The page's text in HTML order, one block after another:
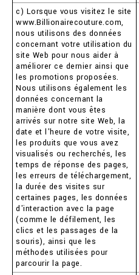
c) Lorsque vous visitez le site
www.Billionairecouture.com,
nous utilisons des données
concernant votre utilisation du
site Web pour nous aider à
améliorer ce dernier ainsi que
les promotions proposées.
Nous utilisons également les
données concernant la
manière dont vous êtes
arrivés sur notre site Web, la
date et l'heure de votre visite,
les produits que vous avez
visualisés ou recherchés, les
temps de réponse des pages,
les erreurs de téléchargement,
la durée des visites sur
certaines pages, les données
d'interaction avec la page
(comme le défilement, les
clics et les passages de la
souris), ainsi que les
méthodes utilisées pour
parcourir la page.